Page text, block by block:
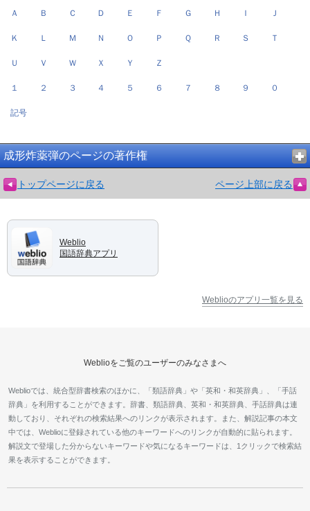
Ａ Ｂ Ｃ Ｄ Ｅ Ｆ Ｇ Ｈ Ｉ Ｊ
Ｋ Ｌ Ｍ Ｎ Ｏ Ｐ Ｑ Ｒ Ｓ Ｔ
Ｕ Ｖ Ｗ Ｘ Ｙ Ｚ
１ ２ ３ ４ ５ ６ ７ ８ ９ ０
記号
成形炸薬弾のページの著作権
トップページに戻る ページ上部に戻る
Weblio
国語辞典アプリ
Weblioのアプリ一覧を見る
Weblioをご覧のユーザーのみなさまへ
Weblioでは、統合型辞書検索のほかに、「類語辞典」や「英和・和英辞典」、「手話
辞典」を利用することができます。辞書、類語辞典、英和・和英辞典、手話辞典は連
動しており、それぞれの検索結果へのリンクが表示されます。また、解説記事の本文
中では、Weblioに登録されている他のキーワードへのリンクが自動的に貼られます。
解説文で登場した分からないキーワードや気になるキーワードは、1クリックで検索結
果を表示することができます。